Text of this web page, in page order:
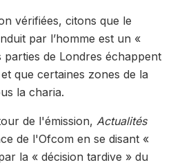
vérifiées, citons que le
par l’homme est un «
de Londres échappent
que certaines zones de la
la charia.
de l'émission, Actualités
de l'Ofcom en se disant «
la « décision tardive » du